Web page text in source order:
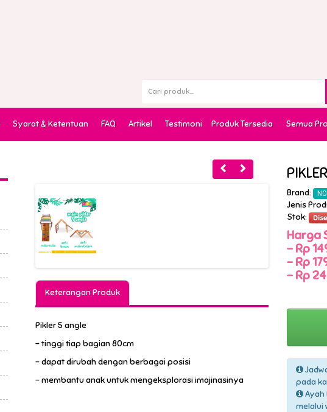
Syarat & Ketentuan FAQ Artikel Testimoni Produk Tersedia Semua
Keterangan Produk
Pikler 5 angle
- tinggi tiap bagian 80cm
- dapat dirubah dengan berbagai posisi
- membantu anak untuk mengeksplorasi imajinasinya
Brand:
Jenis
Stok:
Harga
- Rp
- Rp
- Rp
pada
Ayah
melalui